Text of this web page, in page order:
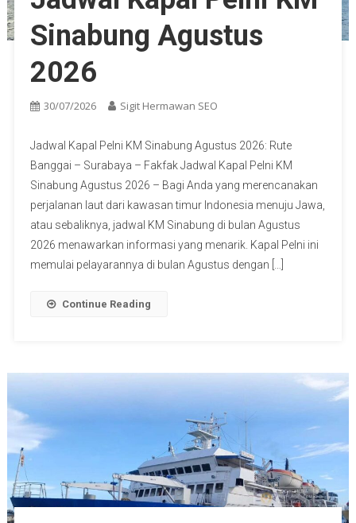
Sinabung Agustus
2026
30/07/2026 Sigit Hermawan SEO
Jadwal Kapal Pelni KM Sinabung Agustus 2026: Rute
Banggai – Surabaya – Fakfak Jadwal Kapal Pelni KM
Sinabung Agustus 2026 – Bagi Anda yang merencanakan
perjalanan laut dari kawasan timur Indonesia menuju Jawa,
atau sebaliknya, jadwal KM Sinabung di bulan Agustus
2026 menawarkan informasi yang menarik. Kapal Pelni ini
memulai pelayarannya di bulan Agustus dengan […]
Continue Reading